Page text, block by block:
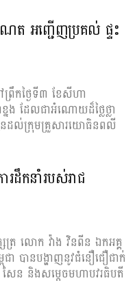
ត អញ្ជើញប្រគល់ ផ្ទះ
រឹកថ្ងៃទី៣ ខែសីហា
ង ដែលជាអំណោយដ៏ថ្លៃថ្លា
ដល់ក្រុមគ្រួសារយោធិនពលី
រដឹកនាំរបស់រាជ
សត្រ លោក វ៉ាង វិនពីន ឯកអគ្គ
ជា បានបង្ហាញនូវជំនឿជឿជាក់
ែន និងសម្ដេចមហាបវរធិបតី